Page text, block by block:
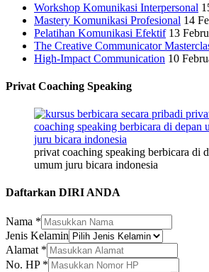
Workshop Komunikasi Interpersonal
Mastery Komunikasi Profesional 14
Pelatihan Komunikasi Efektif 13
The Creative Communicator
High-Impact Communication 10
Privat Coaching Speaking
privat coaching speaking berbicara di
umum juru bicara indonesia
Daftarkan DIRI ANDA
Nama *
Kelamin
Email
Nama
Jenis Kelamin
Alamat *
No. HP *